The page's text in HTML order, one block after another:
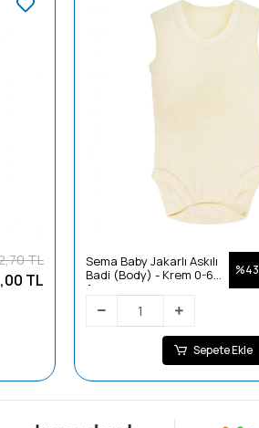
TL
TL
Sema Baby Jakarlı Askılı
Badi (Body) - Krem 0-6
Ay
%43
Sepete Ekle